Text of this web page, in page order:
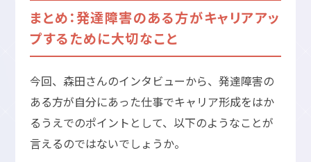
まとめ：発達障害のある方がキャリアアッ
プするために大切なこと
今回、森田さんのインタビューから、発達障害の
ある方が自分にあった仕事でキャリア形成をはか
るうえでのポイントとして、以下のようなことが
言えるのではないでしょうか。